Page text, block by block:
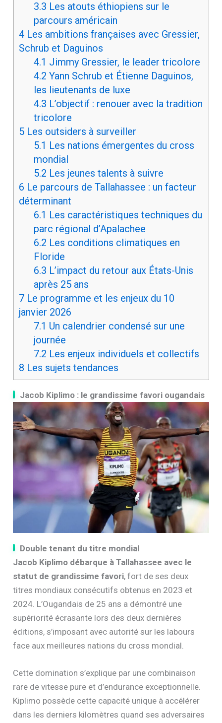
3.3 Les atouts éthiopiens sur le
parcours américain
4Les ambitions françaises avec Gressier,
Schrub et Daguinos
4.1 Jimmy Gressier, le leader tricolore
4.2 Yann Schrub et Étienne Daguinos,
les lieutenants de luxe
4.3 L’objectif : renouer avec la tradition
tricolore
5Les outsiders à surveiller
5.1 Les nations émergentes du cross
mondial
5.2 Les jeunes talents à suivre
6 Le parcours de Tallahassee : un facteur
déterminant
6.1 Les caractéristiques techniques du
parc régional d’Apalachee
6.2 Les conditions climatiques en
Floride
6.3 L’impact du retour aux États-Unis
après 25 ans
7Le programme et les enjeux du 10
janvier 2026
7.1 Un calendrier condensé sur une
journée
7.2 Les enjeux individuels et collectifs
8 Les sujets tendances
Jacob Kiplimo : le grandissime favori ougandais
Double tenant du titre mondial
Jacob Kiplimo débarque à Tallahassee avec le
statut de grandissime favori, fort de ses deux
titres mondiaux consécutifs obtenus en 2023 et
2024. L’Ougandais de 25 ans a démontré une
supériorité écrasante lors des deux dernières
éditions, s’imposant avec autorité sur les labours
face aux meilleures nations du cross mondial.
Cette domination s’explique par une combinaison
rare de vitesse pure et d’endurance exceptionnelle.
Kiplimo possède cette capacité unique à accélérer
dans les derniers kilomètres quand ses adversaires